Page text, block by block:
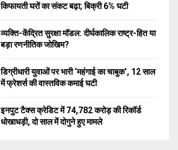
किफायती घरों का संकट बढ़ा; बिक्री 6% घटी
व्यक्ति-केंद्रित सुरक्षा मॉडल: दीर्घकालिक राष्ट्र-हित या
बड़ा रणनीतिक जोखिम?
डिग्रीधारी युवाओं पर भारी ‘महंगाई का चाबुक’, 12 साल
में फ्रेशर्स की वास्तविक कमाई घटी
इनपुट टैक्स क्रेडिट में 74,782 करोड़ की रिकॉर्ड
धोखाधड़ी, दो साल में दोगुने हुए मामले